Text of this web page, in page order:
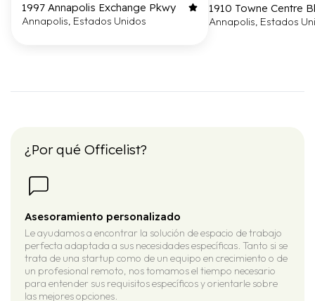
1997 Annapolis Exchange Pkwy
Annapolis, Estados Unidos
1910 Towne Centre
Annapolis, Estados
¿Por qué Officelist?
Asesoramiento personalizado
Le ayudamos a encontrar la solución de espacio de trabajo
perfecta adaptada a sus necesidades específicas. Tanto si se
trata de una startup como de un equipo en crecimiento o de
un profesional remoto, nos tomamos el tiempo necesario
para entender sus requisitos específicos y orientarle sobre
las mejores opciones.